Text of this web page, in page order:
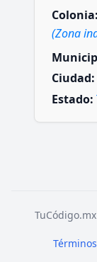
Colonia:
(Zona
Ciudad:
Estado: